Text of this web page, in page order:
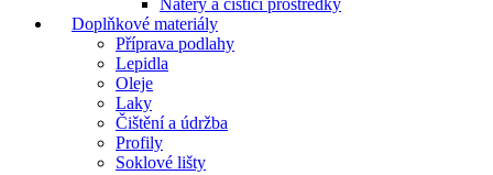
Doplňkové materiály
Příprava podlahy
Lepidla
Oleje
Laky
Čištění a údržba
Profily
Soklové lišty